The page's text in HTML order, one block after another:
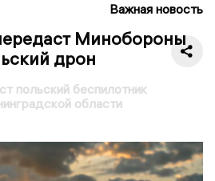
Важная новость
Минобороны
дрон
польский беспилотник
области